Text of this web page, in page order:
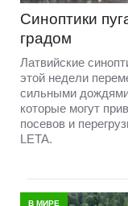
Синоптики
градом
Латвийские
этой недели
сильными
которые могут
посевов и
LETA.
В МИРЕ